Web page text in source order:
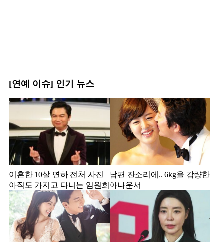
[연예 이슈] 인기 뉴스
이혼한 10살 연하 전처 사진
아직도 가지고 다니는 임원희
남편 잔소리에.. 6kg을 감량한
아나운서